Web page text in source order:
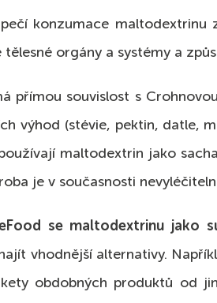
konzumace
orgány a systémy a
přímou souvislost s
výhod (stévie, pektin, datle,
maltodextrin jako
je v současnosti
se maltodextrinu jako
vhodnější alternativy.
obdobných produktů od